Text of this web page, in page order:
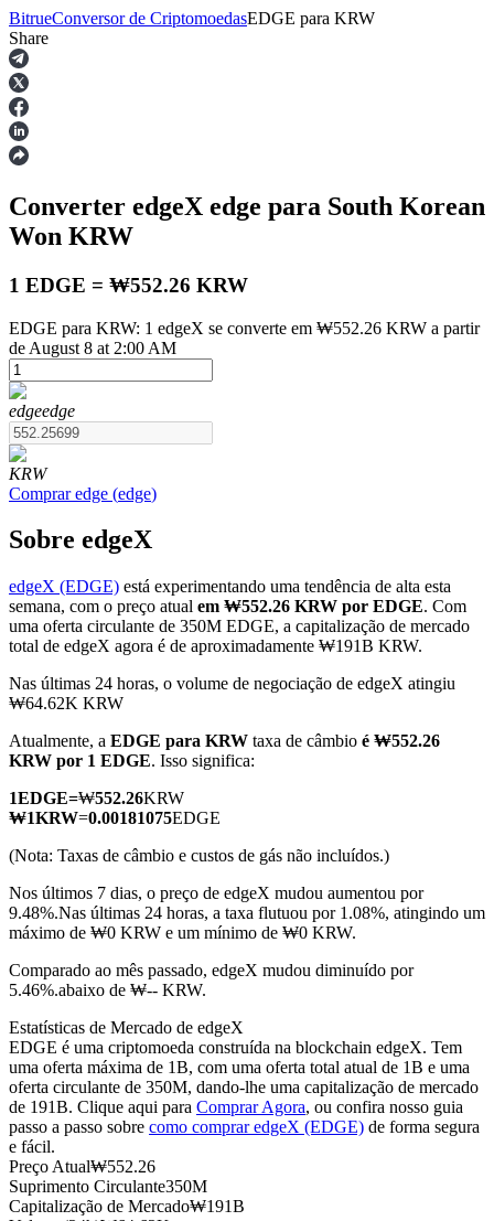
Futuros
Futuros de USDT
Futuros COIN-M
Futuros de criptomoeda
TradFi
Derivativos de ações, câmbio, metais preciosos e commodities
Futuros de USDC
BitrueConversor de CriptomoedasEDGE para KRW
Share
Converter edgeX edge para South Korean
Won KRW
1 EDGE = ₩552.26 KRW
EDGE para KRW: 1 edgeX se converte em ₩552.26 KRW a partir
de August 8 at 2:00 AM
edgeedge
KRW
Comprar edge (edge)
Sobre edgeX
edgeX (EDGE) está experimentando uma tendência de alta esta
semana, com o preço atual em ₩552.26 KRW por EDGE. Com
uma oferta circulante de 350M EDGE, a capitalização de mercado
total de edgeX agora é de aproximadamente ₩191B KRW.
Nas últimas 24 horas, o volume de negociação de edgeX atingiu
₩64.62K KRW
Atualmente, a EDGE para KRW taxa de câmbio é ₩552.26
KRW por 1 EDGE. Isso significa:
1EDGE=₩552.26KRW
₩1KRW=0.00181075EDGE
(Nota: Taxas de câmbio e custos de gás não incluídos.)
Nos últimos 7 dias, o preço de edgeX mudou aumentou por
9.48%.Nas últimas 24 horas, a taxa flutuou por 1.08%, atingindo um
máximo de ₩0 KRW e um mínimo de ₩0 KRW.
Comparado ao mês passado, edgeX mudou diminuído por
5.46%.abaixo de ₩-- KRW.
Estatísticas de Mercado de edgeX
EDGE é uma criptomoeda construída na blockchain edgeX. Tem
uma oferta máxima de 1B, com uma oferta total atual de 1B e uma
oferta circulante de 350M, dando-lhe uma capitalização de mercado
de 191B. Clique aqui para Comprar Agora, ou confira nosso guia
passo a passo sobre como comprar edgeX (EDGE) de forma segura
e fácil.
Preço Atual₩552.26
Suprimento Circulante350M
Capitalização de Mercado₩191B